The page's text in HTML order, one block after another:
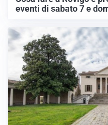
eventi di sabato 7 e